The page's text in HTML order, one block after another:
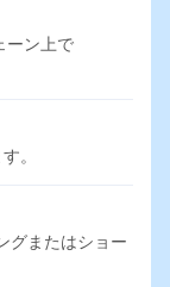
ーン上で
。
グまたはショー